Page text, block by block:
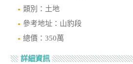
類別：土地
參考地址：山豹段
總價：350萬
詳細資訊